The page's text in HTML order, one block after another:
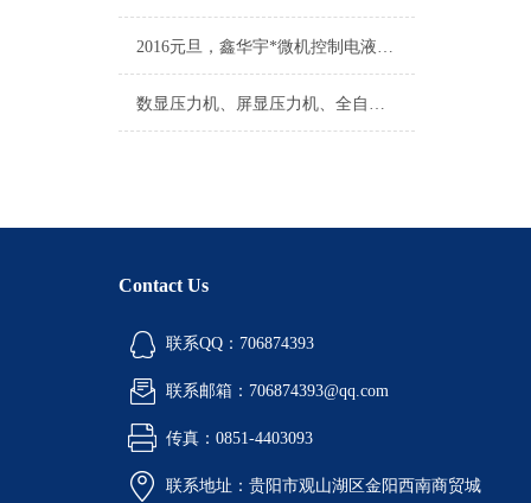
2016元旦，鑫华宇*微机控制电液伺服材料试验机
数显压力机、屏显压力机、全自动恒应力压力试验机
Contact Us
联系QQ：706874393
联系邮箱：706874393@qq.com
传真：0851-4403093
联系地址：贵阳市观山湖区金阳西南商贸城